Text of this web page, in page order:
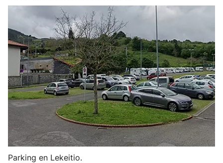
Parking en Lekeitio.